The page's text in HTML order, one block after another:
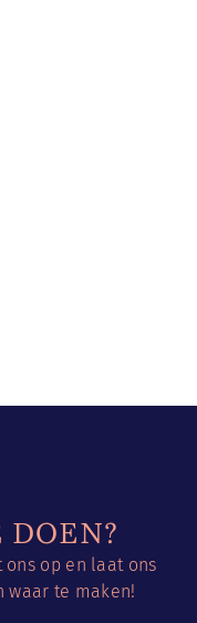
DOEN?
ons op en laat ons
waar te maken!